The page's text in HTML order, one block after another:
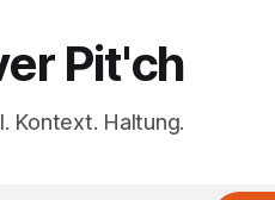
Pit'ch
Kontext. Haltung.